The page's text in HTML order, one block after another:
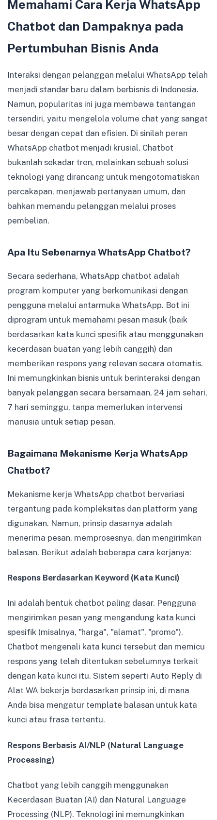
Memahami Cara Kerja WhatsApp
Chatbot dan Dampaknya pada
Pertumbuhan Bisnis Anda
Interaksi dengan pelanggan melalui WhatsApp telah
menjadi standar baru dalam berbisnis di Indonesia.
Namun, popularitas ini juga membawa tantangan
tersendiri, yaitu mengelola volume chat yang sangat
besar dengan cepat dan efisien. Di sinilah peran
WhatsApp chatbot menjadi krusial. Chatbot
bukanlah sekadar tren, melainkan sebuah solusi
teknologi yang dirancang untuk mengotomatiskan
percakapan, menjawab pertanyaan umum, dan
bahkan memandu pelanggan melalui proses
pembelian.
Apa Itu Sebenarnya WhatsApp Chatbot?
Secara sederhana, WhatsApp chatbot adalah
program komputer yang berkomunikasi dengan
pengguna melalui antarmuka WhatsApp. Bot ini
diprogram untuk memahami pesan masuk (baik
berdasarkan kata kunci spesifik atau menggunakan
kecerdasan buatan yang lebih canggih) dan
memberikan respons yang relevan secara otomatis.
Ini memungkinkan bisnis untuk berinteraksi dengan
banyak pelanggan secara bersamaan, 24 jam sehari,
7 hari seminggu, tanpa memerlukan intervensi
manusia untuk setiap pesan.
Bagaimana Mekanisme Kerja WhatsApp
Chatbot?
Mekanisme kerja WhatsApp chatbot bervariasi
tergantung pada kompleksitas dan platform yang
digunakan. Namun, prinsip dasarnya adalah
menerima pesan, memprosesnya, dan mengirimkan
balasan. Berikut adalah beberapa cara kerjanya:
Respons Berdasarkan Keyword (Kata Kunci)
Ini adalah bentuk chatbot paling dasar. Pengguna
mengirimkan pesan yang mengandung kata kunci
spesifik (misalnya, "harga", "alamat", "promo").
Chatbot mengenali kata kunci tersebut dan memicu
respons yang telah ditentukan sebelumnya terkait
dengan kata kunci itu. Sistem seperti Auto Reply di
Alat WA bekerja berdasarkan prinsip ini, di mana
Anda bisa mengatur template balasan untuk kata
kunci atau frasa tertentu.
Respons Berbasis AI/NLP (Natural Language
Processing)
Chatbot yang lebih canggih menggunakan
Kecerdasan Buatan (AI) dan Natural Language
Processing (NLP). Teknologi ini memungkinkan